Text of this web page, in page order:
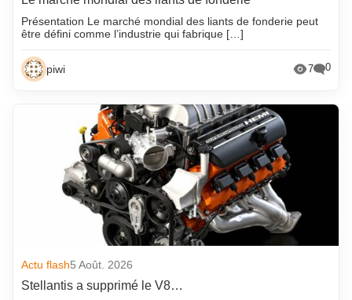
Présentation Le marché mondial des liants de fonderie peut
être défini comme l’industrie qui fabrique […]
piwi 7 0
Actu flash5 Août. 2026
Stellantis a supprimé le V8…